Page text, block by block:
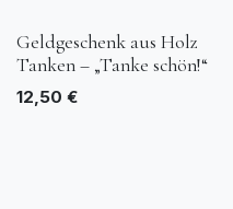
Geldgeschenk aus Holz
Tanken – „Tanke schön!“
12,50 €